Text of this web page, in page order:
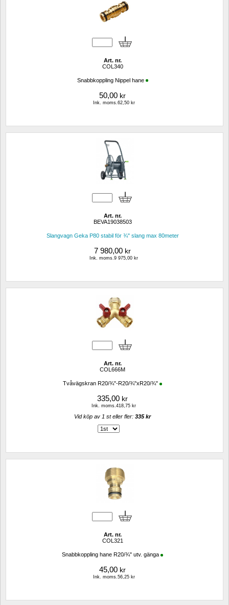
Art. nr.
COL340
Snabbkoppling Nippel hane
50,00 kr
Ink. moms.62,50 kr
Art. nr.
BEVA19038503
Slangvagn Geka P80 stabil för ¾" slang max 80meter
7 980,00 kr
Ink. moms.9 975,00 kr
Art. nr.
COL666M
Tvåvägskran R20/¾"-R20/¾"xR20/¾"
335,00 kr
Ink. moms.418,75 kr
Vid köp av 1 st eller fler: 335 kr
Art. nr.
COL321
Snabbkoppling hane R20/¾" utv. gänga
45,00 kr
Ink. moms.56,25 kr